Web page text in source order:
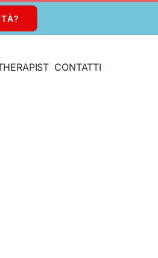
CONTATTI